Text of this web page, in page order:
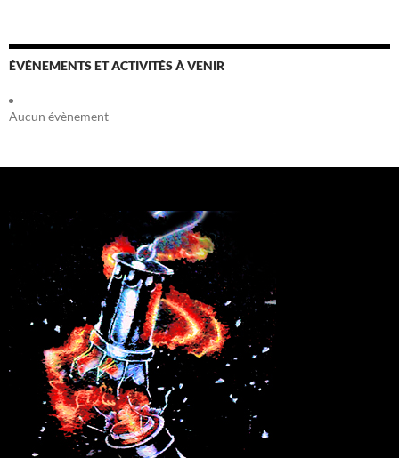
ÉVÉNEMENTS ET ACTIVITÉS À VENIR
Aucun évènement